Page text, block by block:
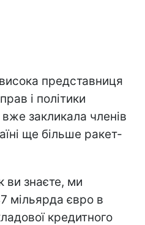
представниця
і політики
закликала членів
ще більше ракет-
ви знаєте, ми
мільярда євро в
кредитного